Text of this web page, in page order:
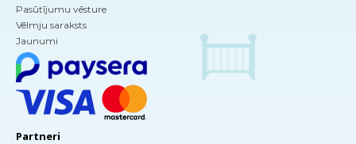
Pasūtījumu vēsture
Vēlmju saraksts
Jaunumi
Partneri